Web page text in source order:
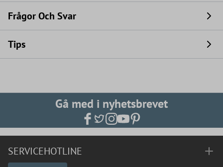
Frågor Och Svar
Tips
Gå med i nyhetsbrevet
SERVICEHOTLINE